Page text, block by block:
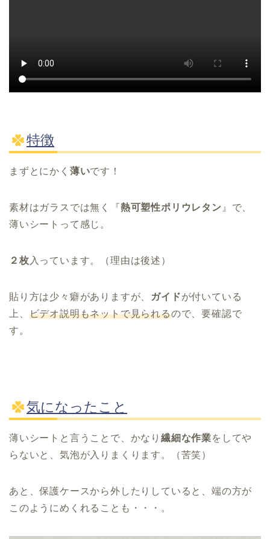
特徴
まずとにかく 薄いです！
素材はガラスでは無く『熱可塑性ポリウレタン 』で、
薄いシートって感じ。
２枚 入っています。（理由は後述）
貼り方は少々癖がありますが、 ガイドが付いている
上、 ビデオ説明もネットで見られるので、要確認で
す。
気になったこと
薄いシートと言うことで、かなり 繊細な作業をしてや
らないと、気泡が入りまくります。（苦笑）
あと、保護ケースから外したりしていると、端の方が
このようにめくれることも・・・。